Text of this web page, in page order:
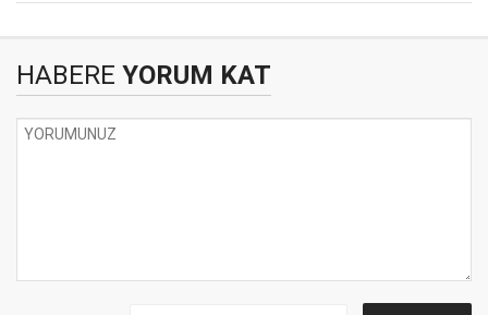
HABERE YORUM KAT